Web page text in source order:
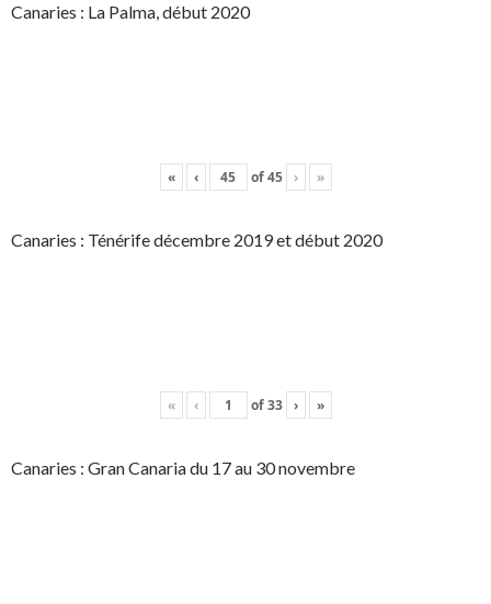
Canaries : La Palma, début 2020
« ‹ of45 › »
Canaries : Ténérife décembre 2019 et début 2020
« ‹ of33 › »
Canaries : Gran Canaria du 17 au 30 novembre